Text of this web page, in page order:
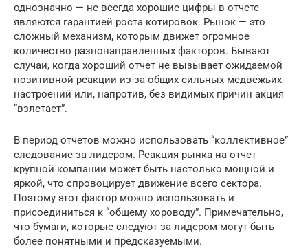
однозначно — не всегда хорошие цифры в отчете
являются гарантией роста котировок. Рынок — это
сложный механизм, которым движет огромное
количество разнонаправленных факторов. Бывают
случаи, когда хороший отчет не вызывает ожидаемой
позитивной реакции из-за общих сильных медвежьих
настроений или, напротив, без видимых причин акция
“взлетает”.
В период отчетов можно использовать “коллективное”
следование за лидером. Реакция рынка на отчет
крупной компании может быть настолько мощной и
яркой, что спровоцирует движение всего сектора.
Поэтому этот фактор можно использовать и
присоединиться к “общему хороводу”. Примечательно,
что бумаги, которые следуют за лидером могут быть
более понятными и предсказуемыми.